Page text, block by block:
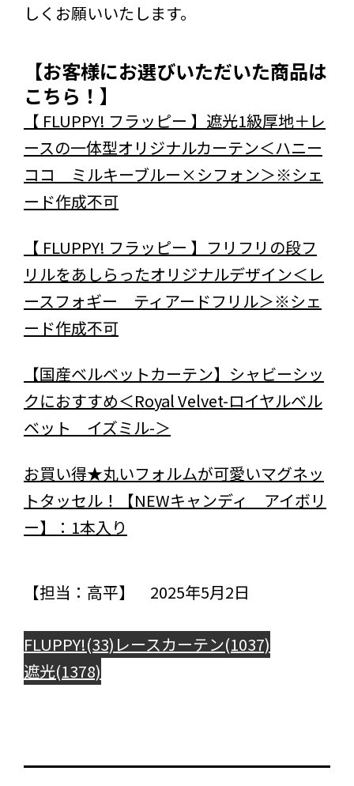
しくお願いいたします。
【お客様にお選びいただいた商品は
こちら！】
【 FLUPPY! フラッピー 】遮光1級厚地＋レ
ースの一体型オリジナルカーテン＜ハニー
ココ ミルキーブルー×シフォン＞※シェ
ード作成不可
【 FLUPPY! フラッピー 】フリフリの段フ
リルをあしらったオリジナルデザイン＜レ
ースフォギー ティアードフリル＞※シェ
ード作成不可
【国産ベルベットカーテン】シャビーシッ
クにおすすめ＜Royal Velvet-ロイヤルベル
ベット イズミル-＞
お買い得★丸いフォルムが可愛いマグネッ
トタッセル！【NEWキャンディ アイボリ
ー】：1本入り
【担当：高平】 2025年5月2日
FLUPPY!(33) レースカーテン(1037)
遮光(1378)